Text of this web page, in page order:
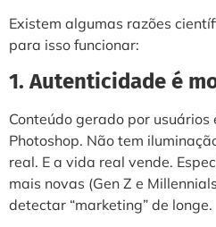
Existem algumas razões
para isso funcionar:
1. Autenticidade é
Conteúdo gerado por
Photoshop. Não tem
real. E a vida real vende.
mais novas (Gen Z e
detectar “marketing” de longe.